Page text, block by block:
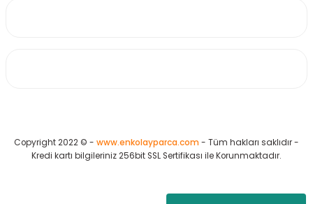
Copyright 2022 © - www.enkolayparca.com - Tüm hakları saklıdır -
Kredi kartı bilgileriniz 256bit SSL Sertifikası ile Korunmaktadır.